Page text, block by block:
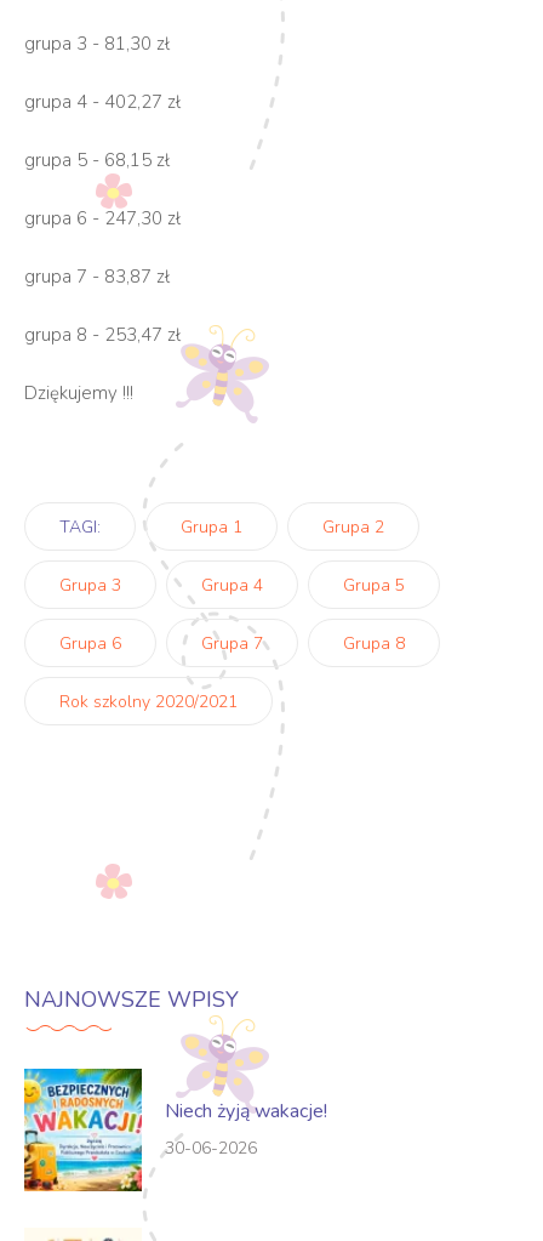
grupa 3 - 81,30 zł
grupa 4 - 402,27 zł
grupa 5 - 68,15 zł
grupa 6 - 247,30 zł
grupa 7 - 83,87 zł
grupa 8 - 253,47 zł
Dziękujemy !!!
TAGI: Grupa 1 Grupa 2
Grupa 3 Grupa 4 Grupa 5
Grupa 6 Grupa 7 Grupa 8
Rok szkolny 2020/2021
NAJNOWSZE WPISY
Niech żyją wakacje!
30-06-2026